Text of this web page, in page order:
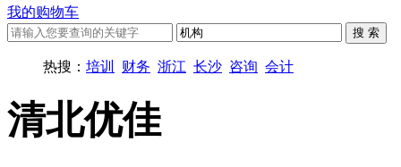
我的购物车
热搜： 培训 财务 浙江 长沙 咨询 会计
清北优佳